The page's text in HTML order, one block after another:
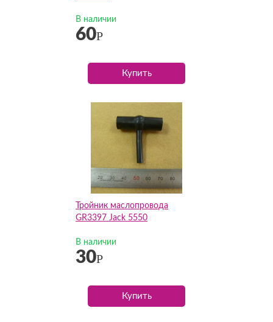
В наличии
60Р
Купить
Тройник маслопровода
GR3397 Jack 5550
В наличии
30Р
Купить